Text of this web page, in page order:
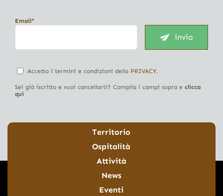
Email*
invia
Accetto i termini e condizioni della PRIVACY.
Sei già iscritto e vuoi cancellarti? Compila i campi sopra e clicca
qui
Territorio
Ospitalità
Attività
News
Eventi